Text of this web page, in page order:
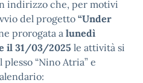
indirizzo che, per motivi
del progetto “Under
prorogata a lunedì
il 31/03/2025 le attività si
“Nino Atria” e